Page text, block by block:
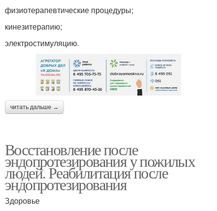
физиотерапевтические процедуры;
кинезитерапию;
электростимуляцию.
читать дальше →
Восстановление после
эндопротезирования у пожилых
людей. Реабилитация после
эндопротезирования
Здоровье